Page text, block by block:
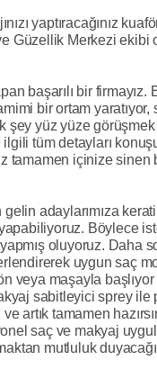
yaptıracağınız
Güzellik Merkezi ekibi
başarılı bir
bir ortam
şey yüz yüze
tüm detayları
tamamen içinize sinen
adaylarımıza
Böylece
oluyoruz. Daha
uygun saç
maşayla başlıyor
sabitleyici sprey ile
artık tamamen
saç ve makyaj
mutluluk